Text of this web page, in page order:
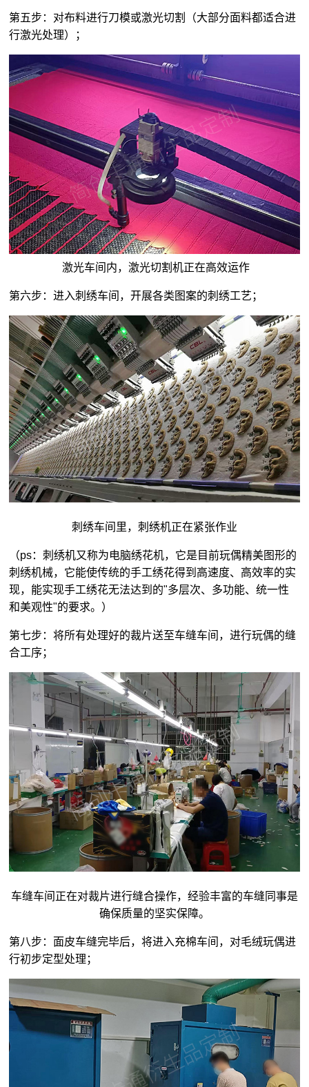
第五步：对布料进行刀模或激光切割（大部分面料都适合进
行激光处理）；
激光车间内，激光切割机正在高效运作
第六步：进入刺绣车间，开展各类图案的刺绣工艺；
刺绣车间里，刺绣机正在紧张作业
（ps：刺绣机又称为电脑绣花机，它是目前玩偶精美图形的
刺绣机械，它能使传统的手工绣花得到高速度、高效率的实
现，能实现手工绣花无法达到的"多层次、多功能、统一性
和美观性"的要求。）
第七步：将所有处理好的裁片送至车缝车间，进行玩偶的缝
合工序；
车缝车间正在对裁片进行缝合操作，经验丰富的车缝同事是
确保质量的坚实保障。
第八步：面皮车缝完毕后，将进入充棉车间，对毛绒玩偶进
行初步定型处理；